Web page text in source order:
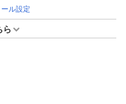
ル設定
ら